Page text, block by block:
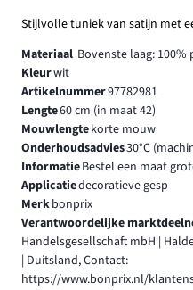
Stijlvolle tuniek van satijn met
Materiaal Bovenste laag:
Kleurwit
Artikelnummer97782981
Lengte60 cm (in maat 42)
Mouwlengtekorte mouw
Onderhoudsadvies30°C
InformatieBestel een maat
Applicatiedecoratieve gesp
Merkbonprix
Verantwoordelijke
Handelsgesellschaft mbH |
| Duitsland, Contact:
https://www.bonprix.nl/